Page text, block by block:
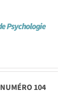
Psychologie
104